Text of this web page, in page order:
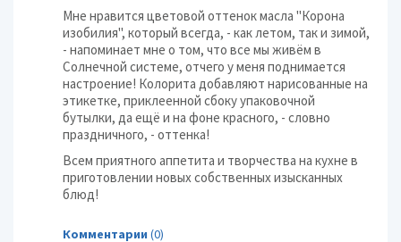
Мне нравится цветовой оттенок масла "Корона
изобилия", который всегда, - как летом, так и зимой,
- напоминает мне о том, что все мы живём в
Солнечной системе, отчего у меня поднимается
настроение! Колорита добавляют нарисованные на
этикетке, приклеенной сбоку упаковочной
бутылки, да ещё и на фоне красного, - словно
праздничного, - оттенка!
Всем приятного аппетита и творчества на кухне в
приготовлении новых собственных изысканных
блюд!
Комментарии (0)